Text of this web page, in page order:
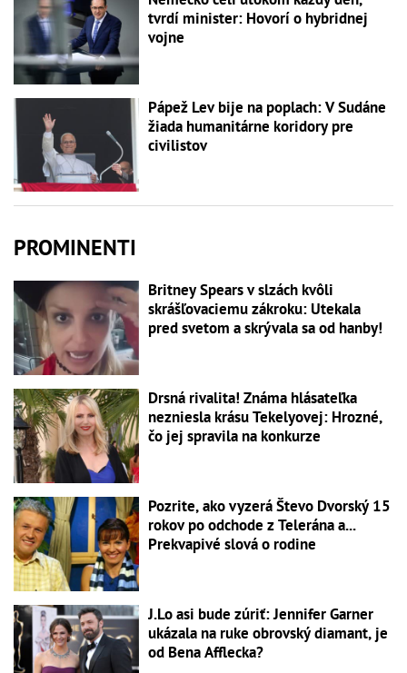
tvrdí minister: Hovorí o hybridnej
vojne
Pápež Lev bije na poplach: V Sudáne
žiada humanitárne koridory pre
civilistov
PROMINENTI
Britney Spears v slzách kvôli
skrášľovaciemu zákroku: Utekala
pred svetom a skrývala sa od hanby!
Drsná rivalita! Známa hlásateľka
nezniesla krásu Tekelyovej: Hrozné,
čo jej spravila na konkurze
Pozrite, ako vyzerá Števo Dvorský 15
rokov po odchode z Telerána a...
Prekvapivé slová o rodine
J.Lo asi bude zúriť: Jennifer Garner
ukázala na ruke obrovský diamant, je
od Bena Afflecka?